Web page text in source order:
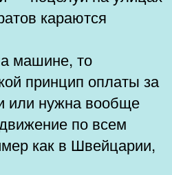
караются
машине, то
принцип оплаты за
или нужна вообще
по всем
как в Швейцарии,